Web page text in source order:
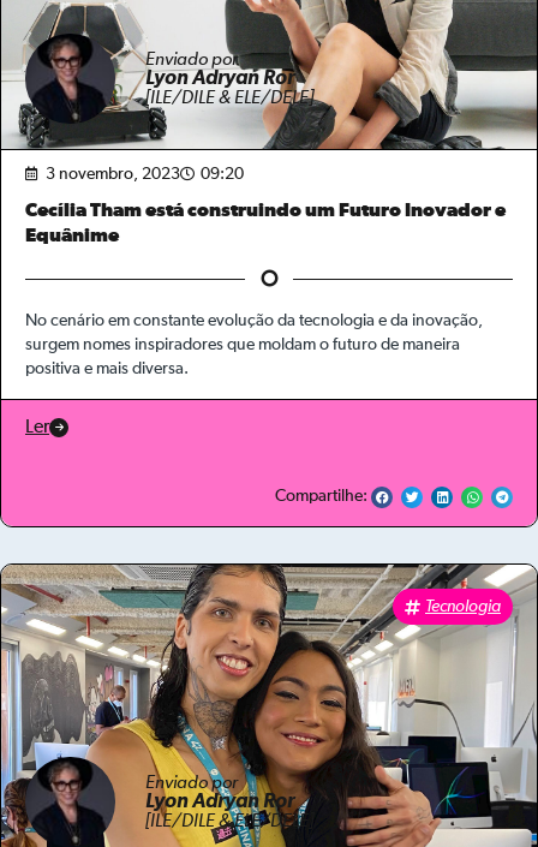
Enviado por
Lyon Adryan Ror
[ILE/DILE & ELE/DELE]
3 novembro, 2023 09:20
Cecília Tham está construindo um Futuro Inovador e
Equânime
No cenário em constante evolução da tecnologia e da inovação,
surgem nomes inspiradores que moldam o futuro de maneira
positiva e mais diversa.
Ler
Compartilhe:
Tecnologia
Enviado por
Lyon Adryan Ror
[ILE/DILE & ELE/DELE]